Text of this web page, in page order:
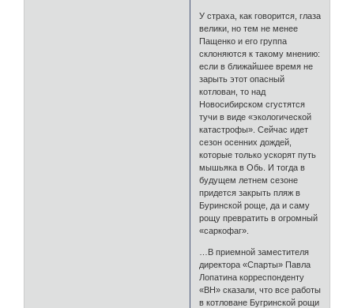
У страха, как говорится, глаза
велики, но тем не менее
Пащенко и его группа
склоняются к такому мнению:
если в ближайшее время не
зарыть этот опасный
котлован, то над
Новосибирском сгустятся
тучи в виде «экологической
катастрофы». Сейчас идет
сезон осенних дождей,
которые только ускорят путь
мышьяка в Обь. И тогда в
будущем летнем сезоне
придется закрыть пляж в
Буринской роще, да и саму
рощу превратить в огромный
«саркофаг».
…В приемной заместителя
директора «Спарты» Павла
Лопатина корреспонденту
«ВН» сказали, что все работы
в котловане Бугринской рощи